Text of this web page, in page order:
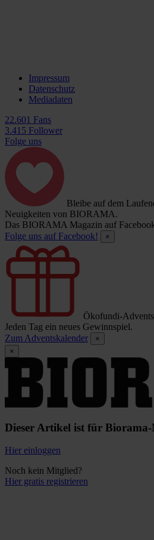
Impressum
Datenschutz
Mediadaten
22.601 Fans
3.415 Follower
Folge uns
Bleibe auf dem
Neuigkeiten von BIORAMA.
Das BIORAMA Magazin auf
Folge uns auf Facebook!
×
Ökofundi-
Jeden Tag ein neues Gewinnspiel.
Zum Adventskalender
×
×
Dieser Artikel ist für
Hier einloggen
Noch kein Mitglied?
Hier gratis registrieren